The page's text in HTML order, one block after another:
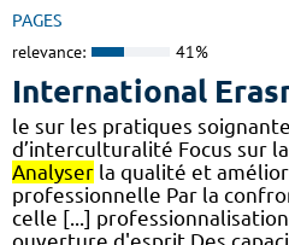
PAGES
relevance: 41%
International
le sur les pratiques
d’interculturalité Focus sur
Analyser la qualité et
professionnelle Par la
celle [...]